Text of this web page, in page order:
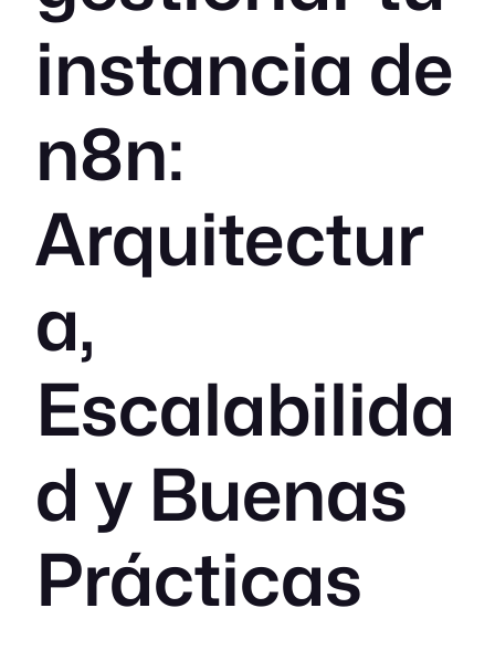
instancia de
n8n:
Arquitectur
a,
Escalabilida
d y Buenas
Prácticas